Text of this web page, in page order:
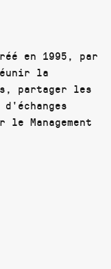
en 1995, par
la
partager les
Management